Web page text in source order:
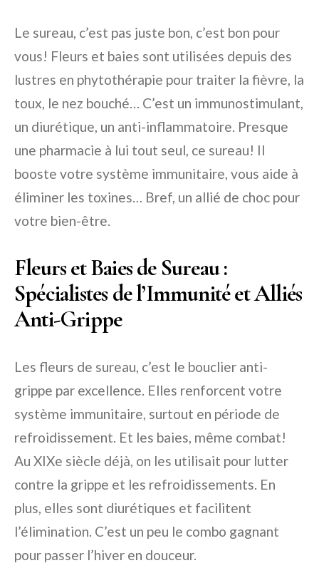
Le sureau, c’est pas juste bon, c’est bon pour
vous! Fleurs et baies sont utilisées depuis des
lustres en phytothérapie pour traiter la fièvre, la
toux, le nez bouché… C’est un immunostimulant,
un diurétique, un anti-inflammatoire. Presque
une pharmacie à lui tout seul, ce sureau! Il
booste votre système immunitaire, vous aide à
éliminer les toxines… Bref, un allié de choc pour
votre bien-être.
Fleurs et Baies de Sureau :
Spécialistes de l’Immunité et Alliés
Anti-Grippe
Les fleurs de sureau, c’est le bouclier anti-
grippe par excellence. Elles renforcent votre
système immunitaire, surtout en période de
refroidissement. Et les baies, même combat!
Au XIXe siècle déjà, on les utilisait pour lutter
contre la grippe et les refroidissements. En
plus, elles sont diurétiques et facilitent
l’élimination. C’est un peu le combo gagnant
pour passer l’hiver en douceur.